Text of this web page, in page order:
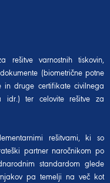
rešitve varnostnih tiskovin,
(biometrične potne
in druge certifikate civilnega
idr.) ter celovite rešitve za
rešitvami, ki so
partner naročnikom po
standardom glede
pa temelji na več kot